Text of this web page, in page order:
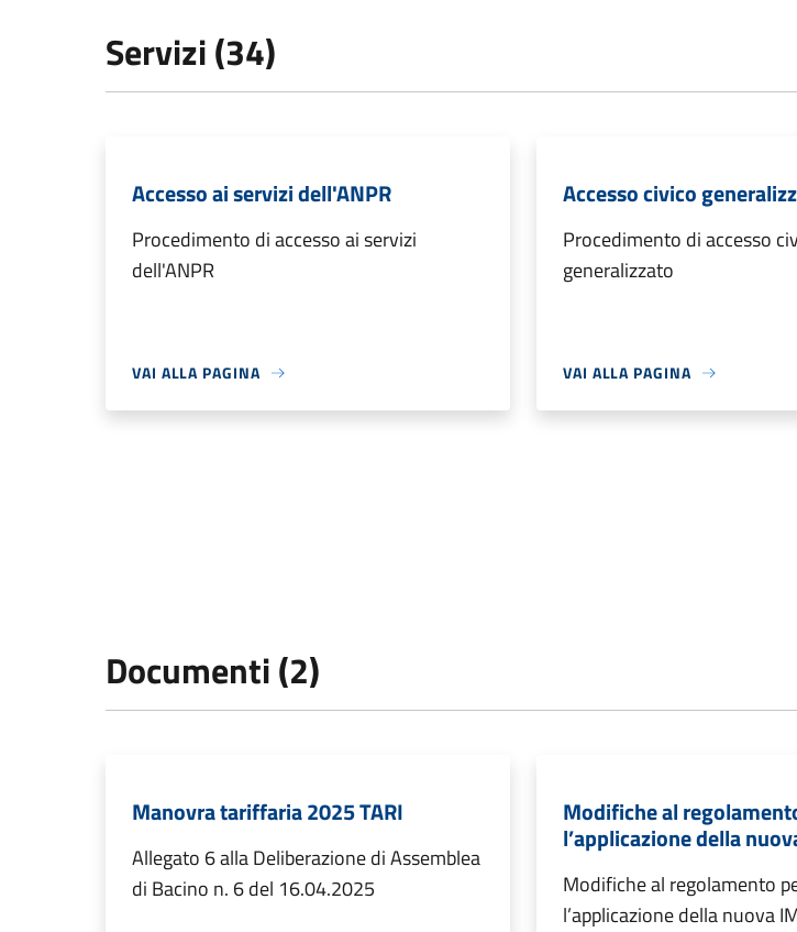
Servizi (34)
Accesso ai servizi dell'ANPR
Procedimento di accesso ai servizi
dell'ANPR
VAI ALLA PAGINA
Accesso civico
Procedimento di accesso
generalizzato
VAI ALLA PAGINA
Documenti (2)
Manovra tariffaria 2025 TARI
Allegato 6 alla Deliberazione di Assemblea
di Bacino n. 6 del 16.04.2025
Modifiche al
l’applicazione della
Modifiche al regolamento
l’applicazione della nuova